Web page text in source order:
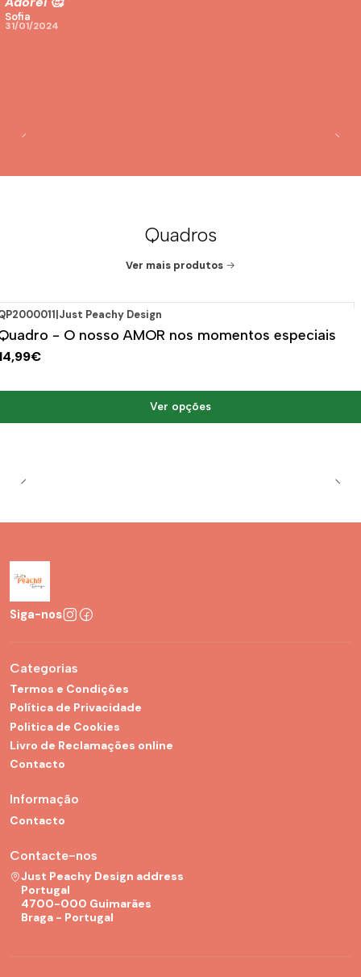
Sofia
31/01/2024
Quadros
Ver mais produtos
|Just Peachy Design
- O nosso AMOR nos momentos especiais
Ver opções
Siga-nos
Categorias
Termos e Condições
Política de Privacidade
Politica de Cookies
Livro de Reclamações online
Contacto
Informação
Contacto
Contacte-nos
Just Peachy Design address
Portugal
4700-000 Guimarães
Braga - Portugal